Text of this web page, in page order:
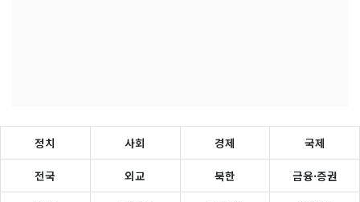
정치 사회 경제 국제
전국 외교 북한 금융·증권